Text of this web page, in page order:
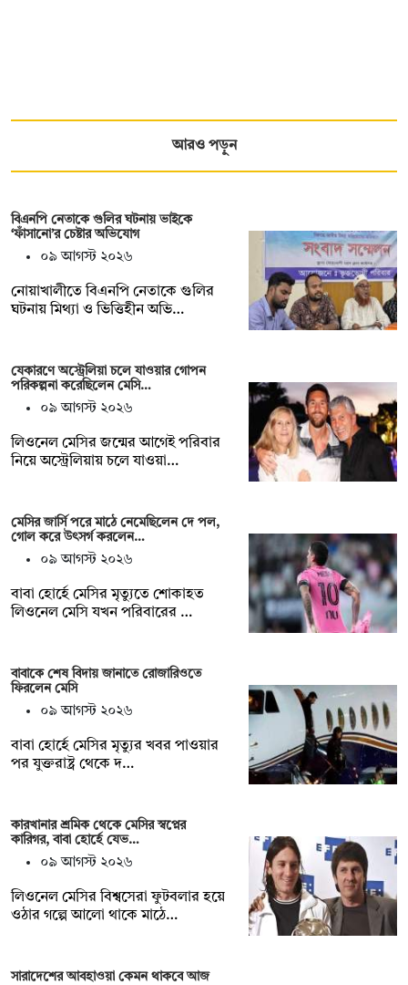
আরও পড়ুন
বিএনপি নেতাকে গুলির ঘটনায় ভাইকে
‘ফাঁসানো’র চেষ্টার অভিযোগ
০৯ আগস্ট ২০২৬
নোয়াখালীতে বিএনপি নেতাকে গুলির
ঘটনায় মিথ্যা ও ভিত্তিহীন অভি…
যেকারণে অস্ট্রেলিয়া চলে যাওয়ার গোপন
পরিকল্পনা করেছিলেন মেসি…
০৯ আগস্ট ২০২৬
লিওনেল মেসির জন্মের আগেই পরিবার
নিয়ে অস্ট্রেলিয়ায় চলে যাওয়া…
মেসির জার্সি পরে মাঠে নেমেছিলেন দে পল,
গোল করে উৎসর্গ করলেন…
০৯ আগস্ট ২০২৬
বাবা হোর্হে মেসির মৃত্যুতে শোকাহত
লিওনেল মেসি যখন পরিবারের …
বাবাকে শেষ বিদায় জানাতে রোজারিওতে
ফিরলেন মেসি
০৯ আগস্ট ২০২৬
বাবা হোর্হে মেসির মৃত্যুর খবর পাওয়ার
পর যুক্তরাষ্ট্র থেকে দ…
কারখানার শ্রমিক থেকে মেসির স্বপ্নের
কারিগর, বাবা হোর্হে যেভ…
০৯ আগস্ট ২০২৬
লিওনেল মেসির বিশ্বসেরা ফুটবলার হয়ে
ওঠার গল্পে আলো থাকে মাঠে…
সারাদেশের আবহাওয়া কেমন থাকবে আজ